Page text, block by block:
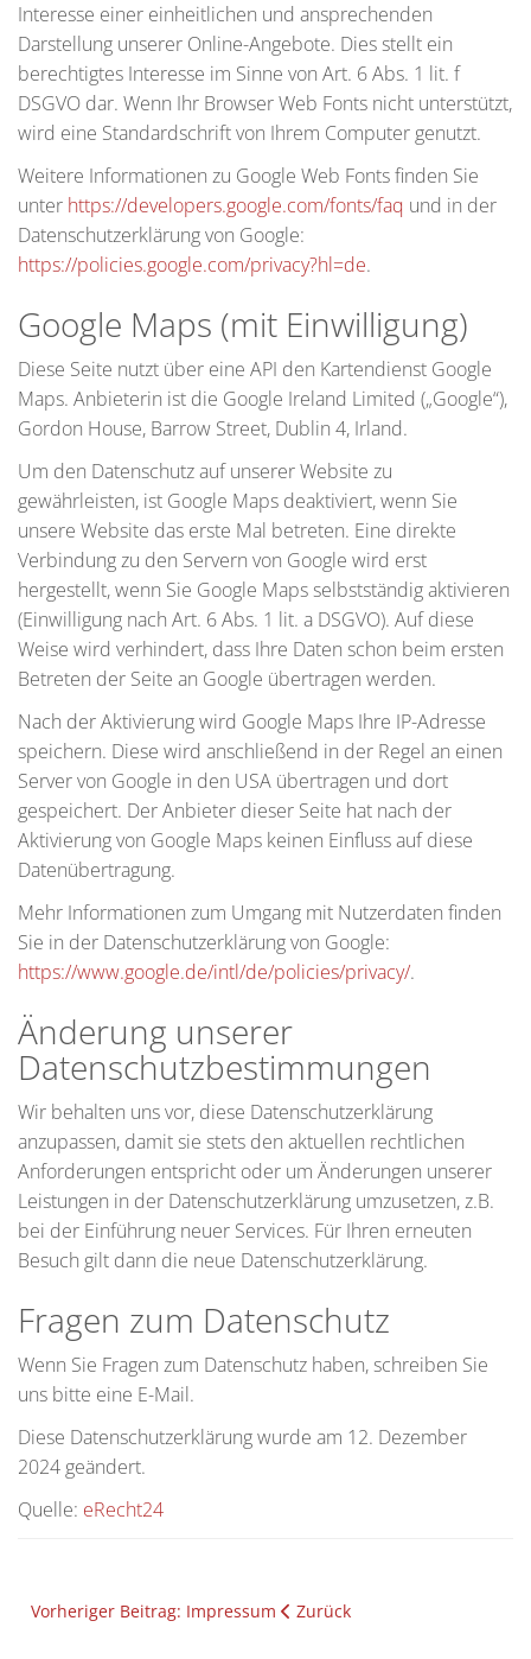
Interesse einer einheitlichen und ansprechenden
Darstellung unserer Online-Angebote. Dies stellt ein
berechtigtes Interesse im Sinne von Art. 6 Abs. 1 lit. f
DSGVO dar. Wenn Ihr Browser Web Fonts nicht unterstützt,
wird eine Standardschrift von Ihrem Computer genutzt.
Weitere Informationen zu Google Web Fonts finden Sie
unter https://developers.google.com/fonts/faq und in der
Datenschutzerklärung von Google:
https://policies.google.com/privacy?hl=de.
Google Maps (mit Einwilligung)
Diese Seite nutzt über eine API den Kartendienst Google
Maps. Anbieterin ist die Google Ireland Limited („Google“),
Gordon House, Barrow Street, Dublin 4, Irland.
Um den Datenschutz auf unserer Website zu
gewährleisten, ist Google Maps deaktiviert, wenn Sie
unsere Website das erste Mal betreten. Eine direkte
Verbindung zu den Servern von Google wird erst
hergestellt, wenn Sie Google Maps selbstständig aktivieren
(Einwilligung nach Art. 6 Abs. 1 lit. a DSGVO). Auf diese
Weise wird verhindert, dass Ihre Daten schon beim ersten
Betreten der Seite an Google übertragen werden.
Nach der Aktivierung wird Google Maps Ihre IP-Adresse
speichern. Diese wird anschließend in der Regel an einen
Server von Google in den USA übertragen und dort
gespeichert. Der Anbieter dieser Seite hat nach der
Aktivierung von Google Maps keinen Einfluss auf diese
Datenübertragung.
Mehr Informationen zum Umgang mit Nutzerdaten finden
Sie in der Datenschutzerklärung von Google:
https://www.google.de/intl/de/policies/privacy/.
Änderung unserer
Datenschutzbestimmungen
Wir behalten uns vor, diese Datenschutzerklärung
anzupassen, damit sie stets den aktuellen rechtlichen
Anforderungen entspricht oder um Änderungen unserer
Leistungen in der Datenschutzerklärung umzusetzen, z.B.
bei der Einführung neuer Services. Für Ihren erneuten
Besuch gilt dann die neue Datenschutzerklärung.
Fragen zum Datenschutz
Wenn Sie Fragen zum Datenschutz haben, schreiben Sie
uns bitte eine E-Mail.
Diese Datenschutzerklärung wurde am 12. Dezember
2024 geändert.
Quelle: eRecht24
Vorheriger Beitrag: Impressum Zurück